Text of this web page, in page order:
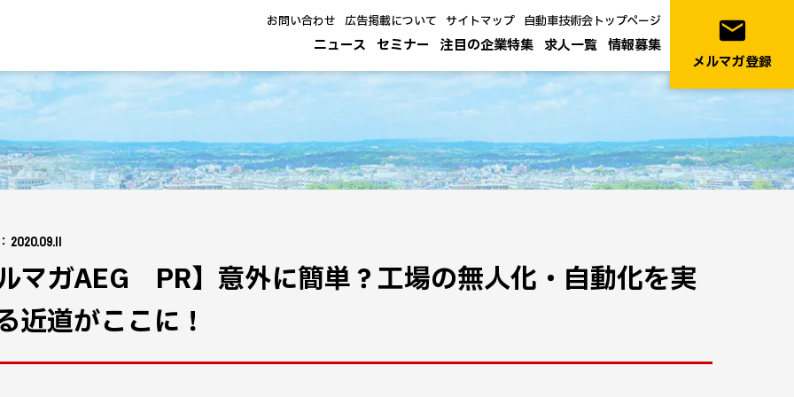
ニュース セミナー 注目の企業特集 求人一覧 情報募集
お問い合わせ 広告掲載について サイトマップ 自動車技術会トップページ email
メルマガ登録
2020.09.11
マガAEG PR】意外に簡単？工場の無人化・自動化を実
近道がここに！